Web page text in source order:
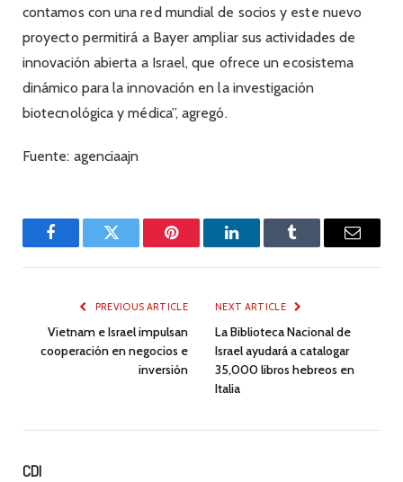
contamos con una red mundial de socios y este nuevo
proyecto permitirá a Bayer ampliar sus actividades de
innovación abierta a Israel, que ofrece un ecosistema
dinámico para la innovación en la investigación
biotecnológica y médica”, agregó.
Fuente: agenciaajn
FacebookTwitter Pinterest LinkedInTumblr Email
PREVIOUS ARTICLE
Vietnam e Israel impulsan
cooperación en negocios e
inversión
NEXT ARTICLE
La Biblioteca Nacional de
Israel ayudará a catalogar
35,000 libros hebreos en
Italia
CDI